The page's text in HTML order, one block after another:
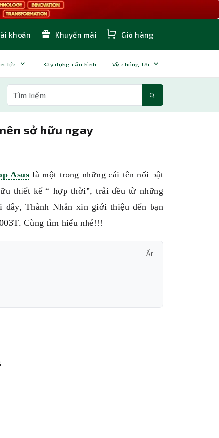
khoản Khuyến mãi Giỏ hàng
tức Xây dựng cấu hình Về chúng tôi
sở hữu ngay
Asus là một trong những cái tên nổi bật
thiết kế “ hợp thời”, trải đều từ những
đây, Thành Nhân xin giới thiệu đến bạn
Cùng tìm hiểu nhé!!!
Ẩn